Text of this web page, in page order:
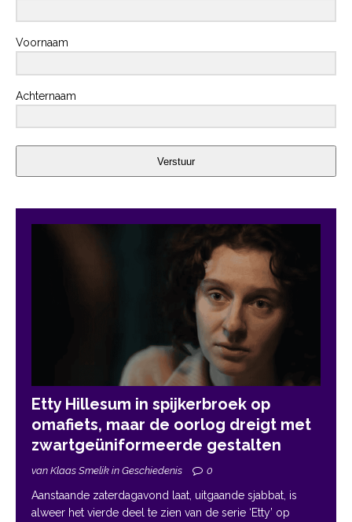
Voornaam
Achternaam
Verstuur
Etty Hillesum in spijkerbroek op
omafiets, maar de oorlog dreigt met
zwartgeüniformeerde gestalten
van Klaas Smelik in Geschiedenis 0
Aanstaande zaterdagavond laat, uitgaande sjabbat, is
alweer het vierde deel te zien van de serie ‘Etty’ op